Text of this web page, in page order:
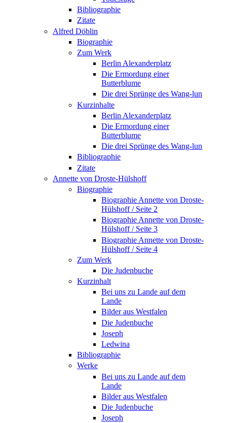
Bibliographie
Zitate
Alfred Döblin
Biographie
Zum Werk
Berlin Alexanderplatz
Die Ermordung einer
Butterblume
Die drei Sprünge des Wang-lun
Kurzinhalte
Berlin Alexanderplatz
Die Ermordung einer
Butterblume
Die drei Sprünge des Wang-lun
Bibliographie
Zitate
Annette von Droste-Hülshoff
Biographie
Biographie Annette von Droste-
Hülshoff / Seite 2
Biographie Annette von Droste-
Hülshoff / Seite 3
Biographie Annette von Droste-
Hülshoff / Seite 4
Zum Werk
Die Judenbuche
Kurzinhalt
Bei uns zu Lande auf dem
Lande
Bilder aus Westfalen
Die Judenbuche
Joseph
Ledwina
Bibliographie
Werke
Bei uns zu Lande auf dem
Lande
Bilder aus Westfalen
Die Judenbuche
Joseph